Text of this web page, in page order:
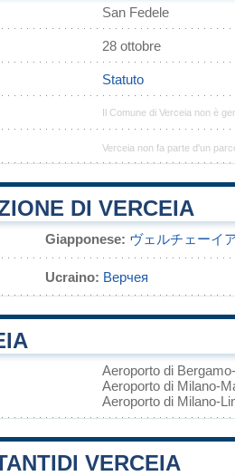
San Fedele
28 ottobre
Statuto
Il Comune di Verceia non è
Verceia non fa parte d'un
DI VERCEIA
Giapponese: ヴェルチェーイ
Ucraino: Верчея
Aeroporto di
Aeroporto di Milano-
Aeroporto di Milano-
VERCEIA